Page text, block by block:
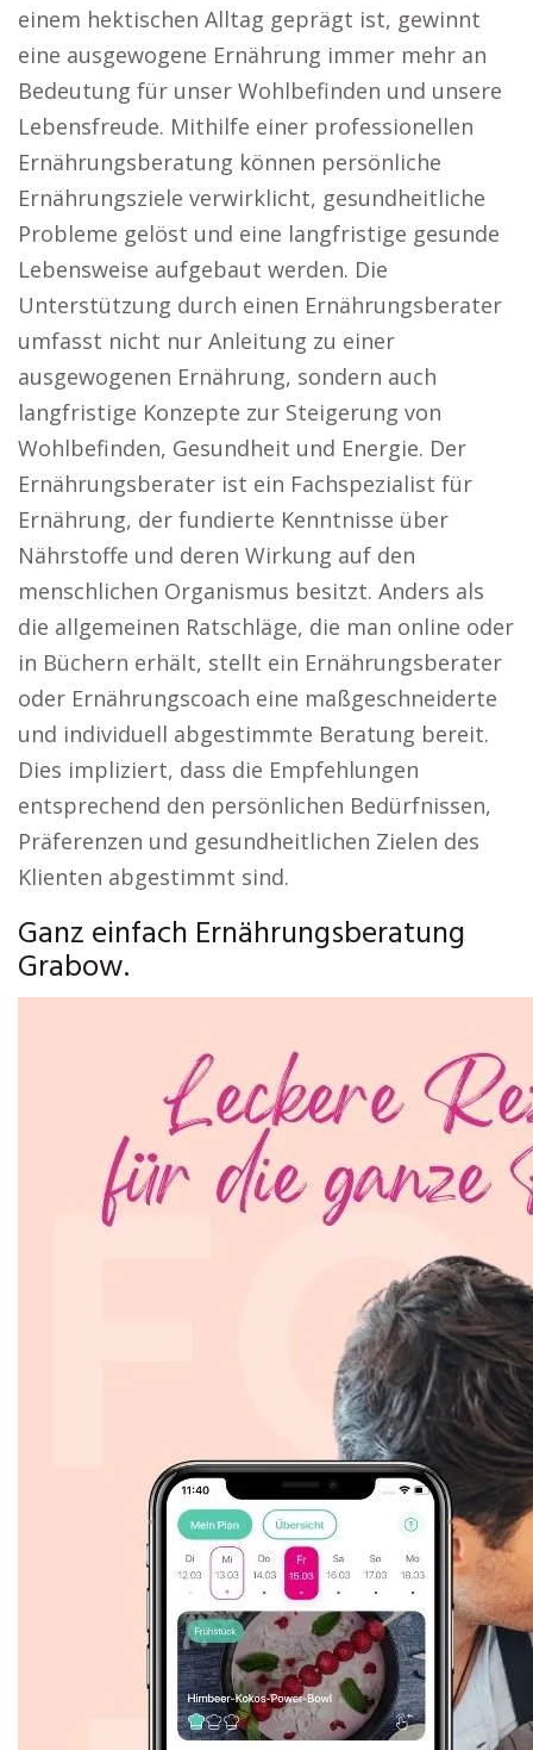
einem hektischen Alltag geprägt ist, gewinnt
eine ausgewogene Ernährung immer mehr an
Bedeutung für unser Wohlbefinden und unsere
Lebensfreude. Mithilfe einer professionellen
Ernährungsberatung können persönliche
Ernährungsziele verwirklicht, gesundheitliche
Probleme gelöst und eine langfristige gesunde
Lebensweise aufgebaut werden. Die
Unterstützung durch einen Ernährungsberater
umfasst nicht nur Anleitung zu einer
ausgewogenen Ernährung, sondern auch
langfristige Konzepte zur Steigerung von
Wohlbefinden, Gesundheit und Energie. Der
Ernährungsberater ist ein Fachspezialist für
Ernährung, der fundierte Kenntnisse über
Nährstoffe und deren Wirkung auf den
menschlichen Organismus besitzt. Anders als
die allgemeinen Ratschläge, die man online oder
in Büchern erhält, stellt ein Ernährungsberater
oder Ernährungscoach eine maßgeschneiderte
und individuell abgestimmte Beratung bereit.
Dies impliziert, dass die Empfehlungen
entsprechend den persönlichen Bedürfnissen,
Präferenzen und gesundheitlichen Zielen des
Klienten abgestimmt sind.
Ganz einfach Ernährungsberatung
Grabow.